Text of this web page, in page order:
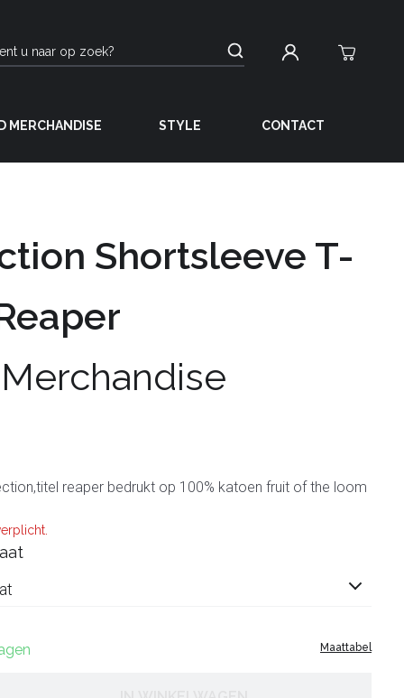
MERCHANDISE STYLE CONTACT
Shortsleeve T-
reaper bedrukt op 100% katoen fruit of the loom
Maattabel